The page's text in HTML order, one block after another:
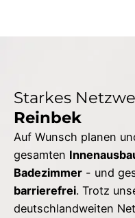
Starkes
Reinbek
Auf Wunsch planen
gesamten
Badezimmer - und
barrierefrei. Trotz
deutschlandweiten